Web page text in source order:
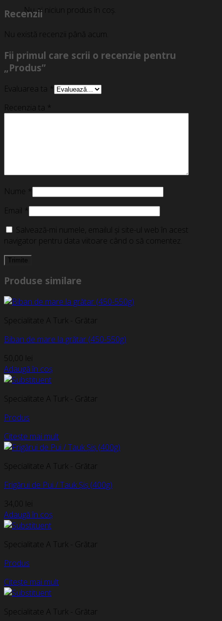
Nu ai niciun produs în coș.
Recenzii
Nu există recenzii până acum.
Fii primul care scrii o recenzie pentru
„Produs”
Evaluarea ta *
Recenzia ta *
Nume *
Email *
Salvează-mi numele, emailul și site-ul web în acest
navigator pentru data viitoare când o să comentez.
Produse similare
Specialitate A Turk - Grătar
Biban de mare la grătar (450-550g)
50,00 lei
Adaugă în coș
Specialitate A Turk - Grătar
Produs
Citește mai mult
Specialitate A Turk - Grătar
Frigărui de Pui / Tauk Șiș (400g)
34,00 lei
Adaugă în coș
Specialitate A Turk - Grătar
Produs
Citește mai mult
Specialitate A Turk - Grătar